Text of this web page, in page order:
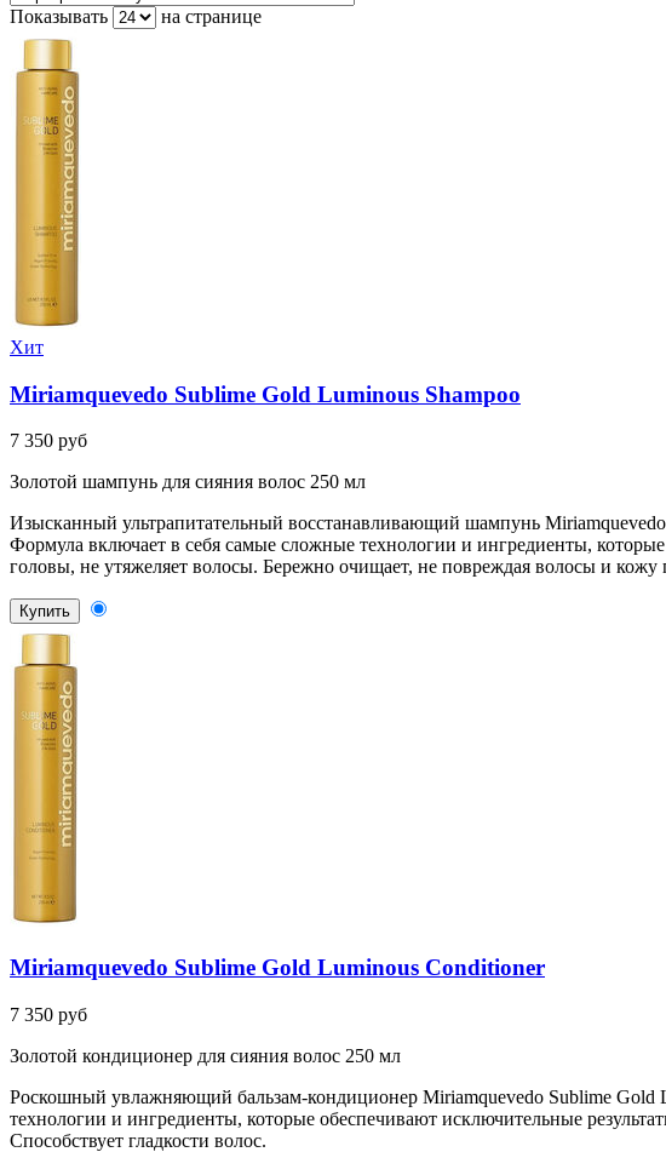
Показывать на странице
Хит
Miriamquevedo Sublime Gold Luminous Shampoo
7 350 руб
Золотой шампунь для сияния волос 250 мл
Изысканный ультрапитательный восстанавливающий шампунь
Формула включает в себя самые сложные технологии и ингредиенты,
головы, не утяжеляет волосы. Бережно очищает, не повреждая волосы и кожу
Купить
Miriamquevedo Sublime Gold Luminous Conditioner
7 350 руб
Золотой кондиционер для сияния волос 250 мл
Роскошный увлажняющий бальзам-кондиционер Miriamquevedo Sublime Gold
технологии и ингредиенты, которые обеспечивают исключительные
Способствует гладкости волос.